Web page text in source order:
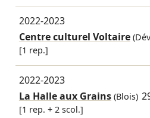
2022-2023
Centre culturel Voltaire
[1 rep.]
2022-2023
La Halle aux Grains(Blois)
[1 rep. + 2 scol.]